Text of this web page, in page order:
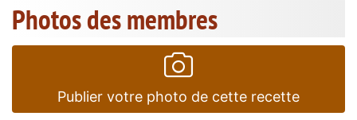
Photos des membres
Publier votre photo de cette recette